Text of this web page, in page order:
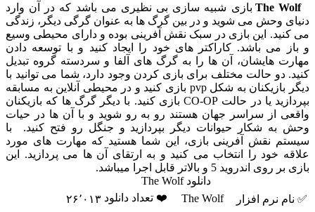
Theبازی شبیه سازی بی نظیری می باشد که در آن وارد
وحش می شوید و در بین گرگ ها به عنوان گرگی دیگر، زندگی
این بازی در سبک نقش آفرینی بوده و دارای محیطی وسیع
می باشد. کاراکتر های خود را ایجاد کنید و با توسعه دادن
هایشان، آن ها را به گرگ های آلفا و سردسته گروه تبدیل
حالت مختلف برای بازی کردن وجود دارد، شما می توانید با
دیگر بازیکنان به شکل pvp بازی کنید و در محیطی آنلاین به مسابقه
بپردازید یا در حالت CO-OP بازی کنید. با دیگر گرگ ها که بازیکنان
از سراسر جهان هستند رو به رو شوید و با آن ها در حیات
شکار حیوانات دیگر بپردازید و جنگل رو فتح کنید. با
نقش آفرینی بازی، این شما هستید که مهارت های مورد
خود را انتخاب می کنید و به ارتقای آن ها می پردازید. این
5 و بالاتر قابل اجرا میباشد.
نرم افزار
The Wolf ❤️ تعداد دانلود ۲۶٬۰۱۳